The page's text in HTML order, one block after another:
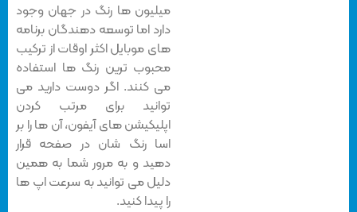
میلیون ها رنگ در جهان وجود
دارد اما توسعه دهندگان برنامه
های موبایل اکثر اوقات از ترکیب
محبوب ترین رنگ ها استفاده
می کنند. اگر دوست دارید می
توانید برای مرتب کردن
اپلیکیشن های آیفون، آن ها را بر
اسا رنگ شان در صفحه قرار
دهید و به مرور شما به همین
دلیل می توانید به سرعت اپ ها
را پیدا کنید.